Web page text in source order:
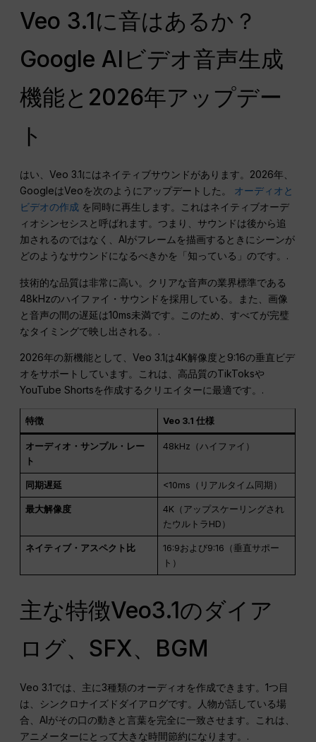
Veo 3.1に音はあるか？
Google AIビデオ音声生成
機能と2026年アップデー
ト
はい、Veo 3.1にはネイティブサウンドがあります。2026年、
GoogleはVeoを次のようにアップデートした。 オーディオと
ビデオの作成 を同時に再生します。これはネイティブオーデ
ィオシンセシスと呼ばれます。つまり、サウンドは後から追
加されるのではなく、AIがフレームを描画するときにシーンが
どのようなサウンドになるべきかを「知っている」のです。.
技術的な品質は非常に高い。クリアな音声の業界標準である
48kHzのハイファイ・サウンドを採用している。また、画像
と音声の間の遅延は10ms未満です。このため、すべてが完璧
なタイミングで映し出される。.
2026年の新機能として、Veo 3.1は4K解像度と9:16の垂直ビデ
オをサポートしています。これは、高品質のTikToksや
YouTube Shortsを作成するクリエイターに最適です。.
特徴 Veo 3.1 仕様
オーディオ・サンプル・レー
ト
48kHz（ハイファイ）
同期遅延 <10ms（リアルタイム同期）
最大解像度
4K（アップスケーリングされ
たウルトラHD）
ネイティブ・アスペクト比
16:9および9:16（垂直サポー
ト）
主な特徴Veo3.1のダイア
ログ、SFX、BGM
Veo 3.1では、主に3種類のオーディオを作成できます。1つ目
は、シンクロナイズドダイアログです。人物が話している場
合、AIがその口の動きと言葉を完全に一致させます。これは、
アニメーターにとって大きな時間節約になります。.